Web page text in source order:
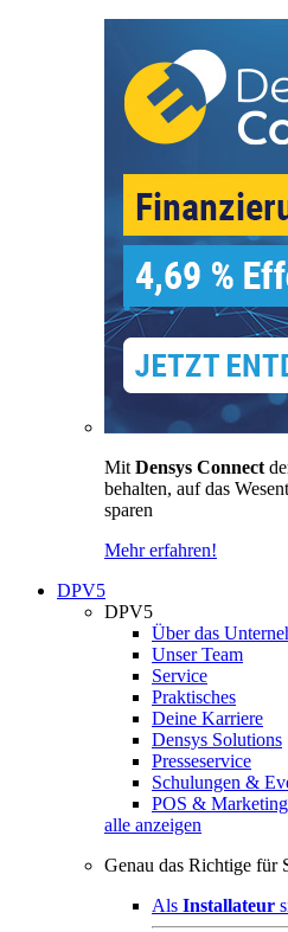
Mit Densys Connect
behalten, auf das
sparen
Mehr erfahren!
DPV5
DPV5
Über das
Unser Team
Service
Praktisches
Deine Karriere
Densys Solutions
Presseservice
Schulungen &
POS & Marketing
alle anzeigen
Genau das Richtige für
Als Installateur